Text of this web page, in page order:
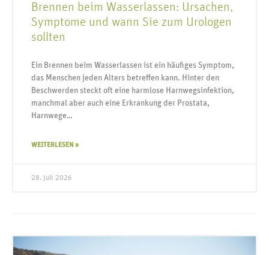
Brennen beim Wasserlassen: Ursachen,
Symptome und wann Sie zum Urologen
sollten
Ein Brennen beim Wasserlassen ist ein häufiges Symptom,
das Menschen jeden Alters betreffen kann. Hinter den
Beschwerden steckt oft eine harmlose Harnwegsinfektion,
manchmal aber auch eine Erkrankung der Prostata,
Harnwege…
WEITERLESEN »
28. Juli 2026